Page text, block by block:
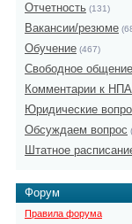
Отчетность (131)
Вакансии/резюме
Обучение (467)
Свободное общение
Комментарии к НПА
Юридические
Обсуждаем вопрос
Штатное
Форум
Правила форума